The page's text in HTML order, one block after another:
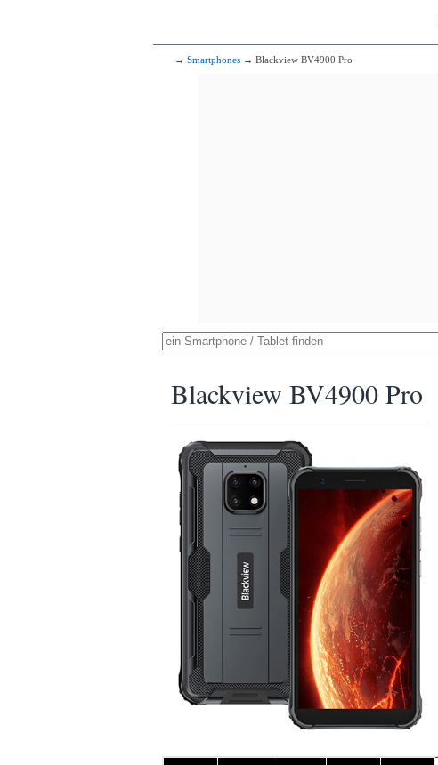
→ Smartphones → Blackview BV4900 Pro
Blackview BV4900 Pro